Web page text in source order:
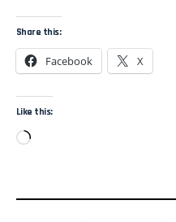
Share this:
Facebook X
Like this: